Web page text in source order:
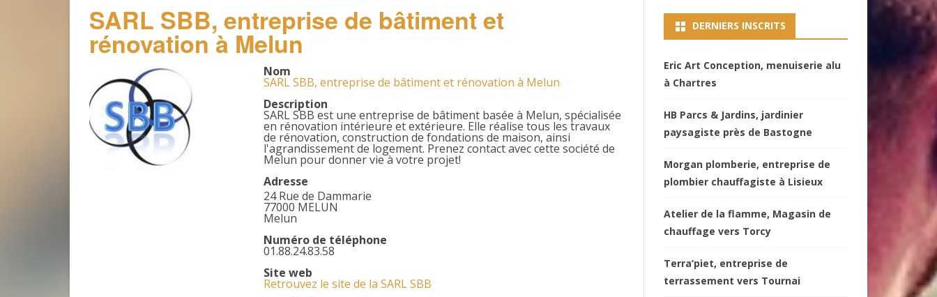
SARL SBB, entreprise de bâtiment et
rénovation à Melun
Nom
SARL SBB, entreprise de bâtiment et rénovation à Melun
Description
SARL SBB est une entreprise de bâtiment basée à Melun, spécialisée
en rénovation intérieure et extérieure. Elle réalise tous les travaux
de rénovation, construction de fondations de maison, ainsi
l'agrandissement de logement. Prenez contact avec cette société de
Melun pour donner vie à votre projet!
Adresse
24 Rue de Dammarie
77000 MELUN
Melun
Numéro de téléphone
01.88.24.83.58
Site web
Retrouvez le site de la SARL SBB
DERNIERS INSCRITS
Eric Art Conception, menuiserie alu
à Chartres
HB Parcs & Jardins, jardinier
paysagiste près de Bastogne
Morgan plomberie, entreprise de
plombier chauffagiste à Lisieux
Atelier de la flamme, Magasin de
chauffage vers Torcy
Terra’piet, entreprise de
terrassement vers Tournai